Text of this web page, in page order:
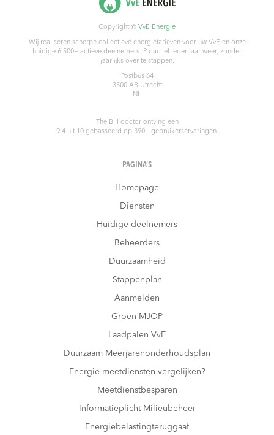
Copyright © VvE Energie
Wij realiseren scherpe collectieve energietarieven voor uw VvE en onze
huidige 6.500+ actieve deelnemers. Proactief ieder jaar weer, zonder
jaarlijks over te stappen.
Postbus 64
3500 AB Utrecht
NL
The Bill doctorontving een
9.4uit 10gebasseerd op 390+ gebruikerservaringen.
PAGINA’S
Homepage
Diensten
Huidige deelnemers
Beheerders
Duurzaamheid
Stappenplan
Aanmelden
Groen MJOP
Laadpalen VvE
Duurzaam Meerjarenonderhoudsplan
Energie meetdiensten vergelijken?
Meetdienstbesparen
Informatieplicht Milieubeheer
Energiebelastingteruggaaf